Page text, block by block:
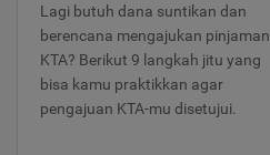
Lagi butuh dana suntikan dan
berencana mengajukan pinjaman
KTA? Berikut 9 langkah jitu yang
bisa kamu praktikkan agar
pengajuan KTA-mu disetujui.